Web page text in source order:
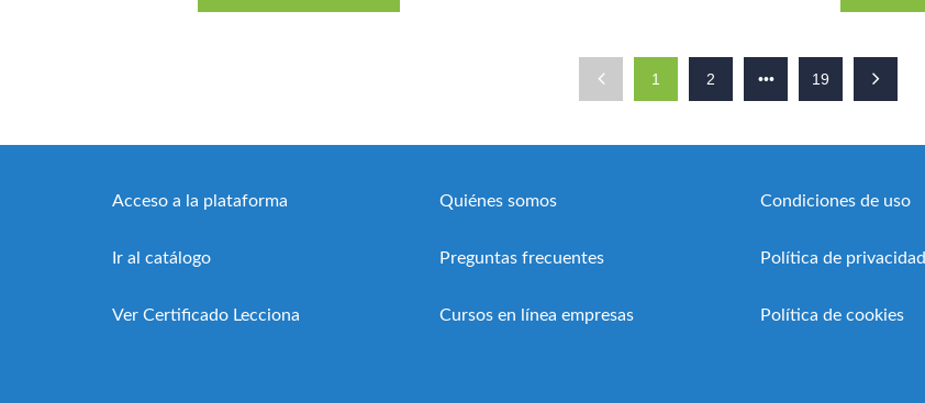
1 2 ••• 19
Acceso a la plataforma
Ir al catálogo
Ver Certificado Lecciona
Quiénes somos
Preguntas frecuentes
Cursos en línea empresas
Condiciones de uso
Política de privacidad
Política de cookies